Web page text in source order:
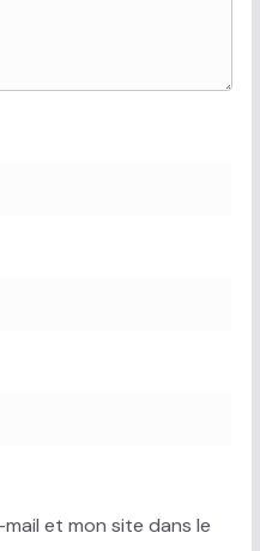
et mon site dans le